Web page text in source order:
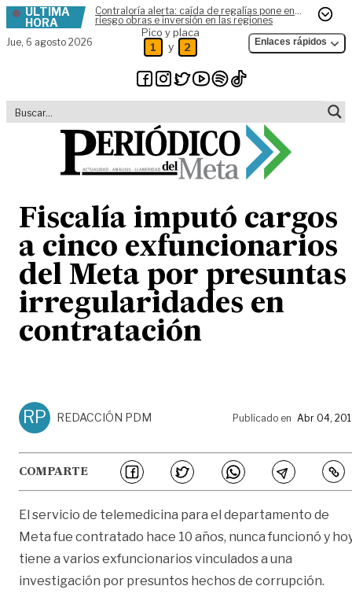
Skip to content
ÚLTIMA
HORA
Contraloría alerta: caída de regalías pone en
riesgo obras e inversión en las regiones
Jue, 6 agosto 2026
Pico y placa
1 y 2 Enlaces rápidos
Fiscalía imputó cargos
a cinco exfuncionarios
del Meta por presuntas
irregularidades en
contratación
RP REDACCIÓN PDM Publicado en Abr 04,
COMPARTE
El servicio de telemedicina para el departamento de
Meta fue contratado hace 10 años, nunca funcionó y
tiene a varios exfuncionarios vinculados a una
investigación por presuntos hechos de corrupción.